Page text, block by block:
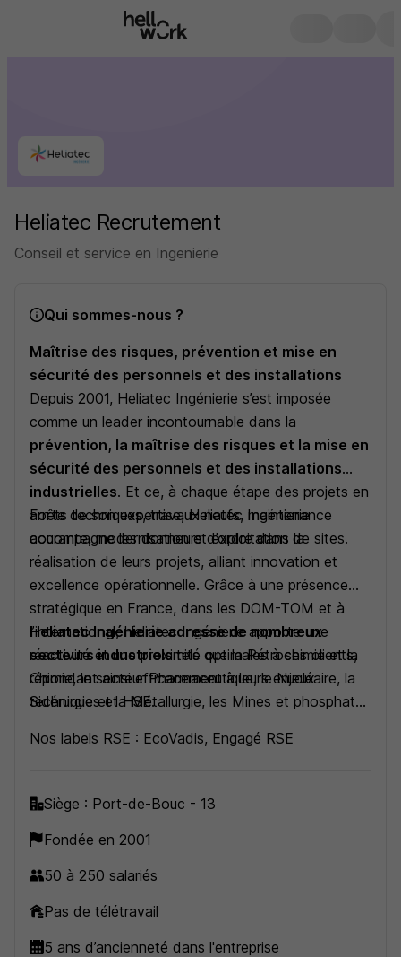
Heliatec Recrutement
Conseil et service en Ingenierie
Qui sommes-nous ?
Maîtrise des risques, prévention et mise en
sécurité des personnels et des installations
Depuis 2001, Heliatec Ingénierie s’est imposée
comme un leader incontournable dans la
prévention, la maîtrise des risques et la mise en
sécurité des personnels et des installations
industrielles. Et ce, à chaque étape des projets en
arrêts techniques, travaux neufs, maintenance
courante, modernisation et exploitation de sites.
Forte de son expertise, Heliatec Ingénierie
accompagne les donneurs d’ordre dans la
réalisation de leurs projets, alliant innovation et
excellence opérationnelle. Grâce à une présence
stratégique en France, dans les DOM-TOM et à
l’international, Heliatec Ingénierie apporte une
réactivité et une proximité optimales à ses clients,
répondant ainsi efficacement à leurs enjeux
techniques et HSE.
Heliatec Ingénierie adresse de nombreux
secteurs industrielstels que la Pétrochimie et la
Chimie, le secteur Pharmaceutique, le Nucléaire, la
Sidérurgie et la Métallurgie, les Mines et phosphates
Nos labels RSE : EcoVadis, Engagé RSE
Siège : Port-de-Bouc - 13
Fondée en 2001
50 à 250 salariés
Pas de télétravail
5 ans d’ancienneté dans l'entreprise